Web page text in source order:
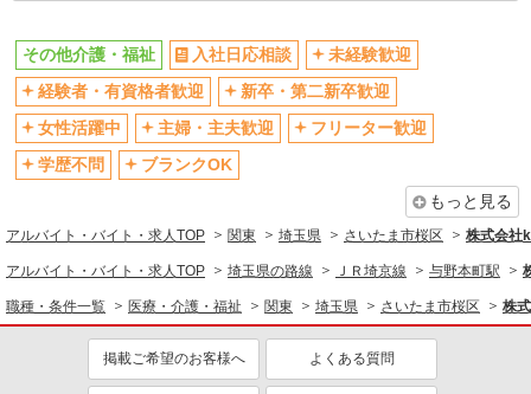
残業少なめ（月20h未満）
交通費支給
社会保険あり
産休・育休取得実績あり
退職金・財形貯蓄制度あり
各種手当（家族・役職・インセン
ティブなど）あり
制服貸与
同じ職種から求人を探す
同じ特徴から求人を探す
ミドル（40代～）活躍中
その他介護・福祉 入社日応相談
未経験歓迎
経験者・有資格者歓迎
新卒・第二新卒歓迎
女性活躍中
主婦・主夫歓迎
フリーター歓迎
学歴不問
ブランクOK
もっと見る
アルバイト・バイト・求人TOP 関東 埼玉県 さいたま市桜区 株式会社
アルバイト・バイト・求人TOP 埼玉県の路線 ＪＲ埼京線 与野本町駅
職種・条件一覧 医療・介護・福祉 関東 埼玉県 さいたま市桜区 株
掲載ご希望のお客様へ よくある質問